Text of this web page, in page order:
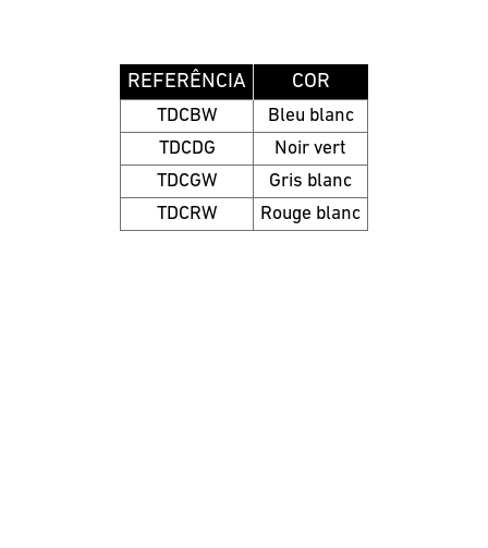
REFERÊNCIA COR
TDCBW
Bleu blanc
TDCDG
Noir vert
TDCGW
Gris blanc
TDCRW
Rouge blanc